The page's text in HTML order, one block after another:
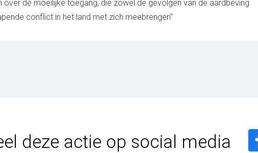
de moeilijke toegang, die zowel de gevolgen van de aardbeving
conflict in het land met zich meebrengen"
deze actie op social media